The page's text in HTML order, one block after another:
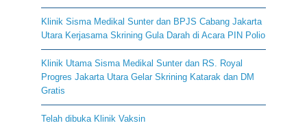
Klinik Sisma Medikal Sunter dan BPJS Cabang Jakarta
Utara Kerjasama Skrining Gula Darah di Acara PIN Polio
Klinik Utama Sisma Medikal Sunter dan RS. Royal
Progres Jakarta Utara Gelar Skrining Katarak dan DM
Gratis
Telah dibuka Klinik Vaksin